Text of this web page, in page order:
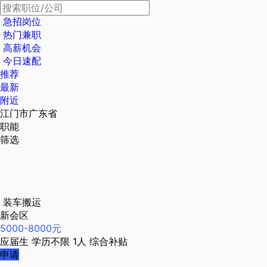
急招岗位
热门兼职
高薪机会
今日速配
推荐
最新
附近
江门市广东省
职能
筛选
装车搬运
新会区
5000-8000元
应届生 学历不限 1人 综合补贴
申请